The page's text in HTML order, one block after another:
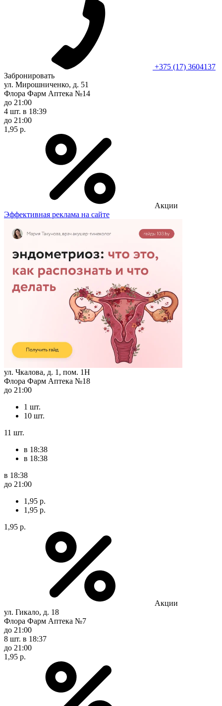
+375 (17) 3604137
Забронировать
ул. Мирошниченко, д. 51
Флора Фарм Аптека №14
до 21:00
4 шт. в 18:39
до 21:00
1,95 р.
Акции
Эффективная реклама на сайте
ул. Чкалова, д. 1, пом. 1Н
Флора Фарм Аптека №18
до 21:00
1 шт.
10 шт.
11 шт.
в 18:38
в 18:38
в 18:38
до 21:00
1,95 р.
1,95 р.
1,95 р.
Акции
ул. Гикало, д. 18
Флора Фарм Аптека №7
до 21:00
8 шт. в 18:37
до 21:00
1,95 р.